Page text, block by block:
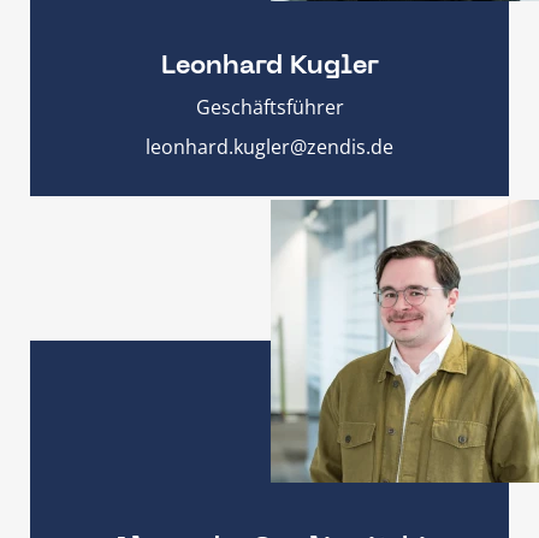
Leonhard Kugler
Geschäftsführer
leonhard.kugler@zendis.de